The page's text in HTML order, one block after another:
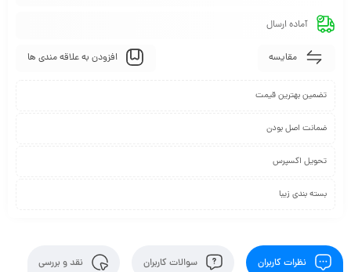
آماده ارسال
مقایسه افزودن به علاقه مندی ها
تضمین بهترین قیمت
ضمانت اصل بودن
تحویل اکسپرس
بسته بندی زیبا
نظرات کاربران سوالات کاربران نقد و بررسی